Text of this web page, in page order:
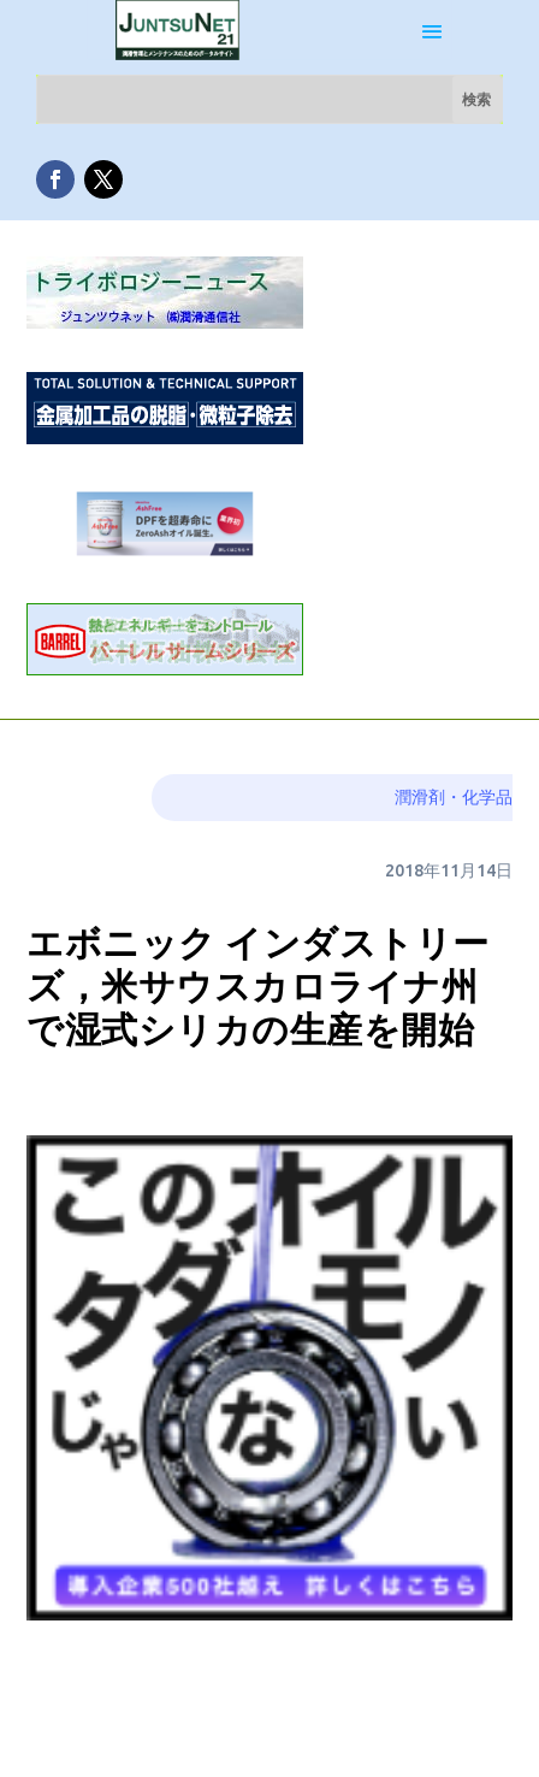
潤滑剤・化学品
2018年11月14日
エボニック インダストリー
ズ，米サウスカロライナ州
で湿式シリカの生産を開始